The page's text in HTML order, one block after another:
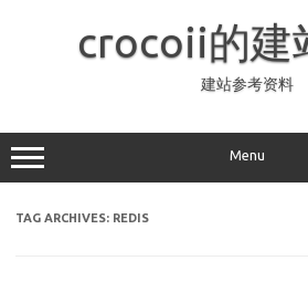
crocoii的建
建站参考资料
Menu
TAG ARCHIVES: REDIS